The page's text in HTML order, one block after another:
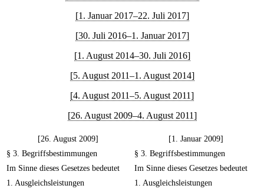
[1. Januar 2017–22. Juli 2017]
[30. Juli 2016–1. Januar 2017]
[1. August 2014–30. Juli 2016]
[5. August 2011–1. August 2014]
[4. August 2011–5. August 2011]
[26. August 2009–4. August 2011]
[26. August 2009]
[1. Januar 2009]
§ 3. Begriffsbestimmungen
§ 3. Begriffsbestimmungen
Im Sinne dieses Gesetzes bedeutet
Im Sinne dieses Gesetzes bedeutet
1. Ausgleichsleistungen
1. Ausgleichsleistungen